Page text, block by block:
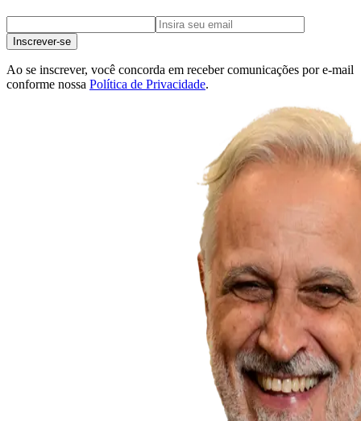
Inscrever-se
Ao se inscrever, você concorda em receber comunicações por e-mail
conforme nossa Política de Privacidade.